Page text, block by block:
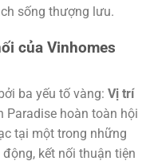
sống thượng lưu.
của Vinhomes
ba yếu tố vàng: Vị trí
Paradise hoàn toàn hội
tại một trong những
kết nối thuận tiện